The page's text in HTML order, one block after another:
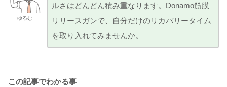
ゆるむ
ルさはどんどん積み重なります。Donamo筋膜
リリースガンで、自分だけのリカバリータイム
を取り入れてみませんか。
この記事でわかる事